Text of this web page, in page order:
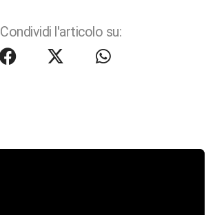
Condividi l'articolo su: